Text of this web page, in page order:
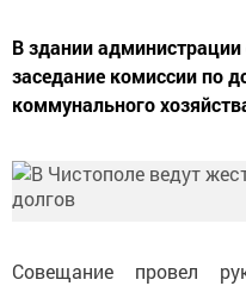
В здании администрации
заседание комиссии по
коммунального
Совещание провел